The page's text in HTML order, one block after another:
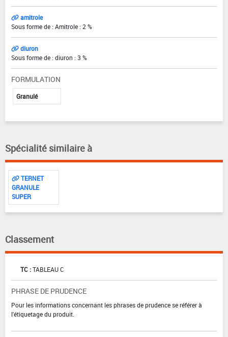
amitrole
Sous forme de : Amitrole : 2 %
diuron
Sous forme de : diuron : 3 %
FORMULATION
Granulé
Spécialité similaire à
TERNET
GRANULE
SUPER
Classement
TC :TABLEAU C
PHRASE DE PRUDENCE
Pour les informations concernant les phrases de prudence se référer à
l'étiquetage du produit.